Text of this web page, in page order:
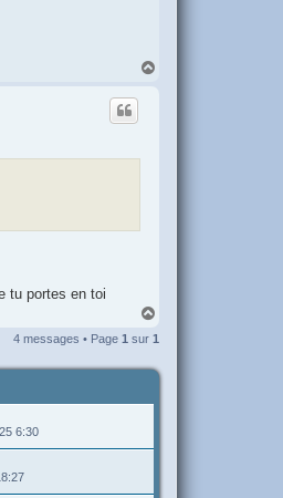
tu portes en toi
u
4 messages • Page 1 sur 1
6:30